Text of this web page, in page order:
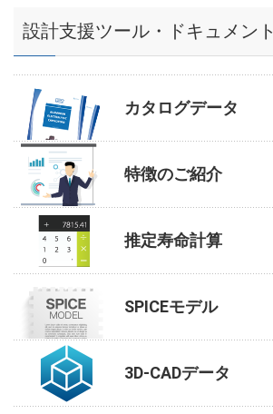
設計支援ツール・ドキュメント
カタログデータ
特徴のご紹介
推定寿命計算
SPICEモデル
3D-CADデータ